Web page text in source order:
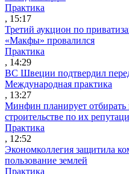
Практика
, 15:17
Третий аукцион по
«Макфы» провалился
Практика
, 14:29
ВС Швеции подтвердил
Международная практика
, 13:27
Минфин планирует отбирать
строительстве по их
Практика
, 12:52
Экономколлегия защитила
пользование землей
Практика